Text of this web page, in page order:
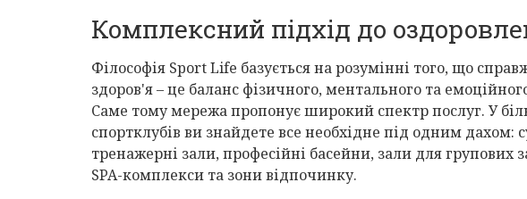
Комплексний підхід до
Філософія Sport Life базується на розумінні того, що
здоров'я – це баланс фізичного, ментального та
Саме тому мережа пропонує широкий спектр послуг. У
спортклубів ви знайдете все необхідне під одним дахом:
тренажерні зали, професійні басейни, зали для групових
SPA-комплекси та зони відпочинку.